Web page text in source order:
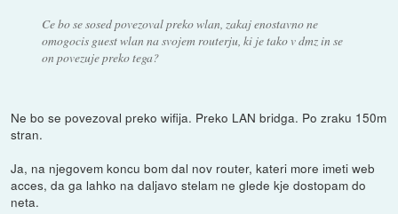
Ce bo se sosed povezoval preko wlan, zakaj enostavno ne
omogocis guest wlan na svojem routerju, ki je tako v dmz in se
on povezuje preko tega?
Ne bo se povezoval preko wifija. Preko LAN bridga. Po zraku 150m
stran.
Ja, na njegovem koncu bom dal nov router, kateri more imeti web
acces, da ga lahko na daljavo stelam ne glede kje dostopam do
neta.